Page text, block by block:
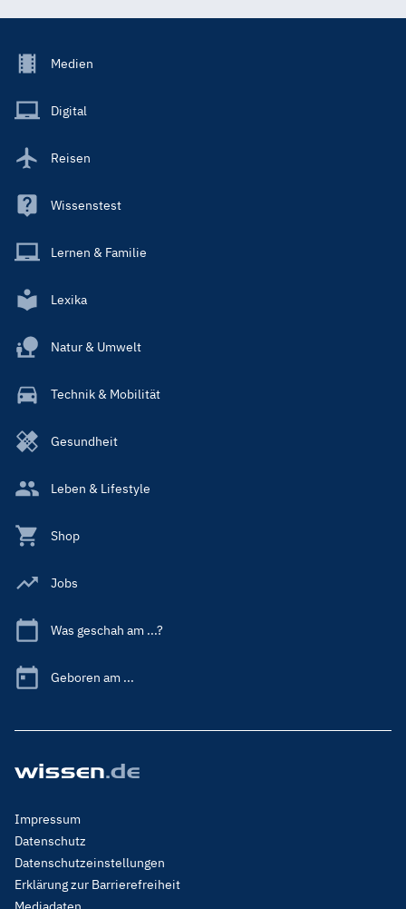
Footer
Main
Medien
Digital
Reisen
Wissenstest
Lernen & Familie
Lexika
Natur & Umwelt
Technik & Mobilität
Gesundheit
Leben & Lifestyle
Shop
Jobs
Was geschah am ...?
Geboren am ...
Footer
Menu
Legal
Impressum
Datenschutz
Datenschutzeinstellungen
Erklärung zur Barrierefreiheit